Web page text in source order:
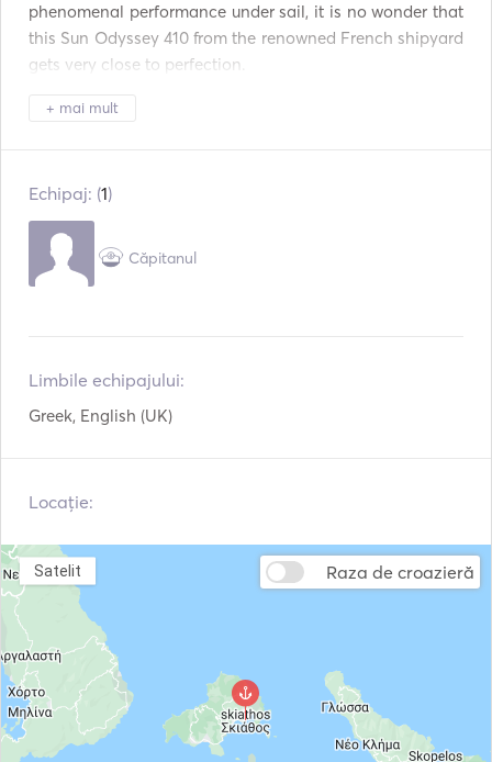
Conexiune USB
Mp3 Player / Radio /
CD
Ancoră electrică
Tun de semnalizare
Extinctoare de incendiu
Motor exterior
phenomenal performance under sail, it is no wonder that
this Sun Odyssey 410 from the renowned French shipyard
gets very close to perfection.
+ mai mult
Echipaj: (1)
Căpitanul
Limbile echipajului:
Greek, English (UK)
Locație:
Raza de croazieră
Satelit